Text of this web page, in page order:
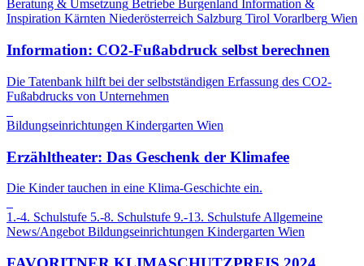
Beratung & Umsetzung Betriebe Burgenland Information &
Inspiration Kärnten Niederösterreich Salzburg Tirol Vorarlberg Wien
Information: CO2-Fußabdruck selbst berechnen
Die Tatenbank hilft bei der selbstständigen Erfassung des CO2-
Fußabdrucks von Unternehmen
Bildungseinrichtungen Kindergarten Wien
Erzähltheater: Das Geschenk der Klimafee
Die Kinder tauchen in eine Klima-Geschichte ein.
1.-4. Schulstufe 5.-8. Schulstufe 9.-13. Schulstufe Allgemeine
News/Angebot Bildungseinrichtungen Kindergarten Wien